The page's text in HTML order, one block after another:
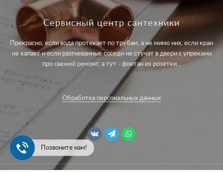
Сервисный центр сантехники
Прекрасно, если вода протекает по трубам, а не мимо них, если кран
не капает и если разгневанные соседи не стучат в двери с упреками
про свежий ремонт, а тут - фонтан из розетки...
Обработка персональных данных
Позвоните нам!